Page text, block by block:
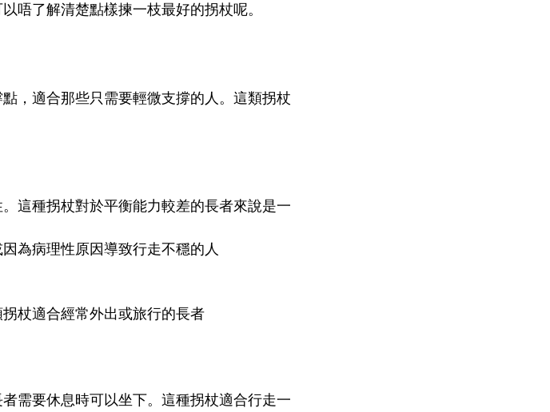
唔了解清楚點樣揀一枝最好的拐杖呢。
，適合那些只需要輕微支撐的人。這類拐杖
這種拐杖對於平衡能力較差的長者來說是一
為病理性原因導致行走不穩的人
杖適合經常外出或旅行的長者
需要休息時可以坐下。這種拐杖適合行走一